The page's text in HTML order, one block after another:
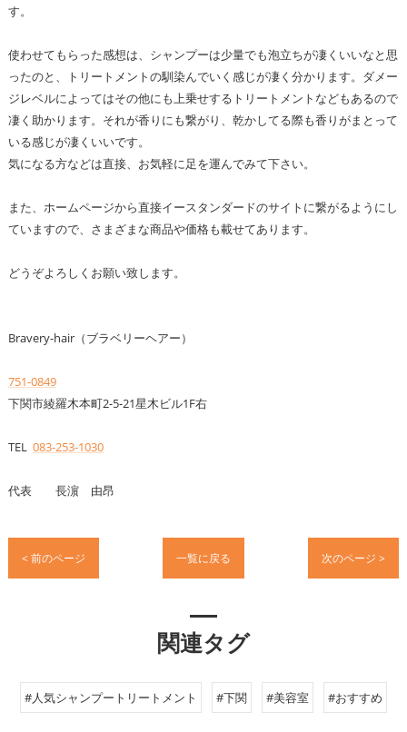
す。
使わせてもらった感想は、シャンプーは少量でも泡立ちが凄くいいなと思
ったのと、トリートメントの馴染んでいく感じが凄く分かります。ダメー
ジレベルによってはその他にも上乗せするトリートメントなどもあるので
凄く助かります。それが香りにも繋がり、乾かしてる際も香りがまとって
いる感じが凄くいいです。
気になる方などは直接、お気軽に足を運んでみて下さい。
また、ホームページから直接イースタンダードのサイトに繋がるようにし
ていますので、さまざまな商品や価格も載せてあります。
どうぞよろしくお願い致します。
Bravery-hair（ブラベリーヘアー）
751-0849
下関市綾羅木本町2-5-21星木ビル1F右
TEL 083-253-1030
代表 長濵 由昂
< 前のページ 一覧に戻る 次のページ >
関連タグ
#人気シャンプートリートメント #下関 #美容室 #おすすめ